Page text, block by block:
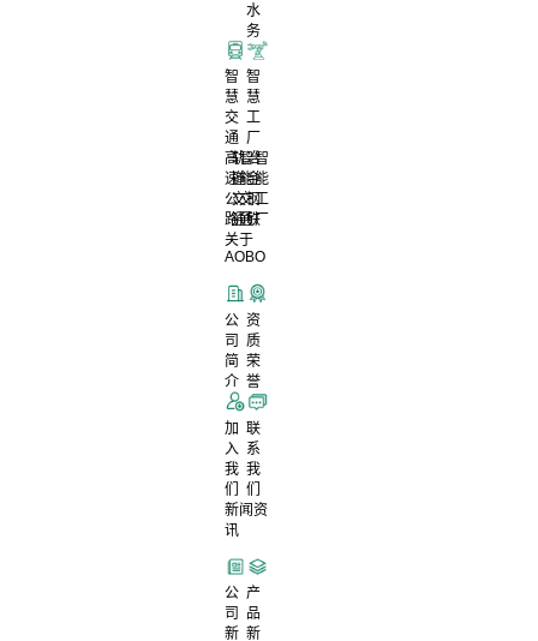
水
务
智
慧
交
通
高
速
公
路
轨
道
交
通
智
能
交
通
智
慧
工
厂
冶
金
钢
铁
智
能
工
厂
关于
AOBO
公
司
简
介
资
质
荣
誉
加
入
我
们
联
系
我
们
新闻资
讯
公
司
新
产
品
新